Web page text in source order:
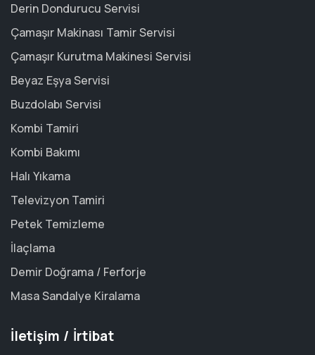
Derin Dondurucu Servisi
Çamaşır Makinası Tamir Servisi
Çamaşır Kurutma Makinesi Servisi
Beyaz Eşya Servisi
Buzdolabı Servisi
Kombi Tamiri
Kombi Bakımı
Halı Yıkama
Televizyon Tamiri
Petek Temizleme
İlaçlama
Demir Doğrama / Ferforje
Masa Sandalye Kiralama
İletişim / İrtibat